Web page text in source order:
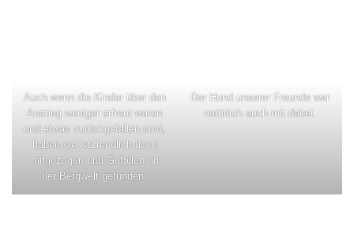
Auch wenn die Kinder über den
Anstieg weniger erfreut waren
und etwas zurückgefallen sind,
haben sie letztendlich doch
mitgezogen und Gefallen an
der Bergwelt gefunden.
Der Hund unserer Freunde war
natürlich auch mit dabei.